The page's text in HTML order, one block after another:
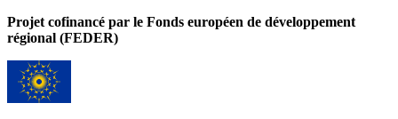
Projet cofinancé par le Fonds européen de développement
régional (FEDER)